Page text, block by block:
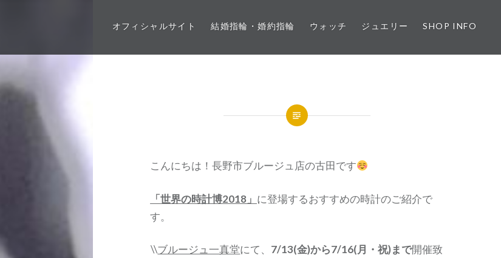
オフィシャルサイト 結婚指輪・婚約指輪 ウォッチ ジュエリー SHOP INFO
こんにちは！長野市ブルージュ店の古田です
「世界の時計博2018」 に登場するおすすめの時計のご紹介で
す。
\\ブルージュ一真堂にて、 7/13(金)から7/16(月・祝)まで開催致